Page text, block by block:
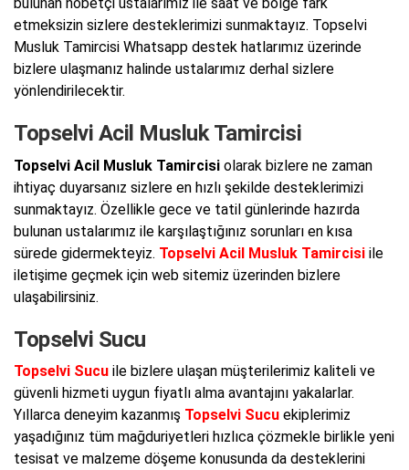
bulunan nöbetçi ustalarımız ile saat ve bölge fark
etmeksizin sizlere desteklerimizi sunmaktayız. Topselvi
Musluk Tamircisi Whatsapp destek hatlarımız üzerinde
bizlere ulaşmanız halinde ustalarımız derhal sizlere
yönlendirilecektir.
Topselvi Acil Musluk Tamircisi
Topselvi Acil Musluk Tamircisi olarak bizlere ne zaman
ihtiyaç duyarsanız sizlere en hızlı şekilde desteklerimizi
sunmaktayız. Özellikle gece ve tatil günlerinde hazırda
bulunan ustalarımız ile karşılaştığınız sorunları en kısa
sürede gidermekteyiz. Topselvi Acil Musluk Tamircisi ile
iletişime geçmek için web sitemiz üzerinden bizlere
ulaşabilirsiniz.
Topselvi Sucu
Topselvi Sucu ile bizlere ulaşan müşterilerimiz kaliteli ve
güvenli hizmeti uygun fiyatlı alma avantajını yakalarlar.
Yıllarca deneyim kazanmış Topselvi Sucu ekiplerimiz
yaşadığınız tüm mağduriyetleri hızlıca çözmekle birlikle yeni
tesisat ve malzeme döşeme konusunda da desteklerini